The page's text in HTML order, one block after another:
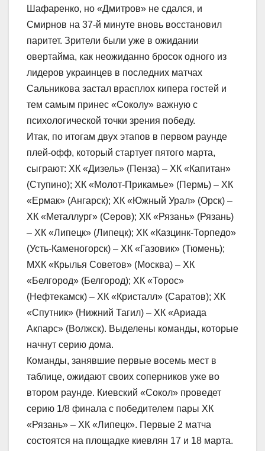
Шафаренко, но «Дмитров» не сдался, и
Смирнов на 37-й минуте вновь восстановил
паритет. Зрители были уже в ожидании
овертайма, как неожиданно бросок одного из
лидеров украинцев в последних матчах
Сальникова застал врасплох кипера гостей и
тем самым принес «Соколу» важную с
психологической точки зрения победу.
Итак, по итогам двух этапов в первом раунде
плей-офф, который стартует пятого марта,
сыграют: ХК «Дизель» (Пенза) – ХК «Капитан»
(Ступино); ХК «Молот-Прикамье» (Пермь) – ХК
«Ермак» (Ангарск); ХК «Южный Урал» (Орск) –
ХК «Металлург» (Серов); ХК «Рязань» (Рязань)
– ХК «Липецк» (Липецк); ХК «Казцинк-Торпедо»
(Усть-Каменогорск) – ХК «Газовик» (Тюмень);
МХК «Крылья Советов» (Москва) – ХК
«Белгород» (Белгород); ХК «Торос»
(Нефтекамск) – ХК «Кристалл» (Саратов); ХК
«Спутник» (Нижний Тагил) – ХК «Ариада
Акпарс» (Волжск). Выделены команды, которые
начнут серию дома.
Команды, занявшие первые восемь мест в
таблице, ожидают своих соперников уже во
втором раунде. Киевский «Сокол» проведет
серию 1/8 финала с победителем пары ХК
«Рязань» – ХК «Липецк». Первые 2 матча
состоятся на площадке киевлян 17 и 18 марта.